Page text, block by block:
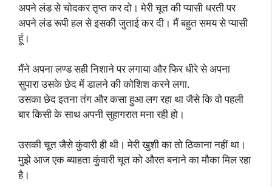
अपने लंड से चोदकर तृप्त कर दो। मेरी चूत की प्यासी धरती पर
अपने लंड रूपी हल से इसकी जुताई कर दी। मैं बहुत समय से प्यासी
हूं।
मैंने अपना लण्ड सही निशाने पर लगाया और फिर धीरे से अपना
सुपारा उसके छेद में डालने की कोशिश करने लगा.
उसका छेद इतना तंग और कसा हुआ लग रहा था जैसे कि वो पहली
बार किसी के साथ अपनी सुहागरात मना रही हो।
उसकी चूत जैसे कुंवारी ही थी। मेरी खुशी का तो ठिकाना नहीं था।
मुझे आज एक ब्याहता कुंवारी चूत को औरत बनाने का मौका मिल रहा
है।